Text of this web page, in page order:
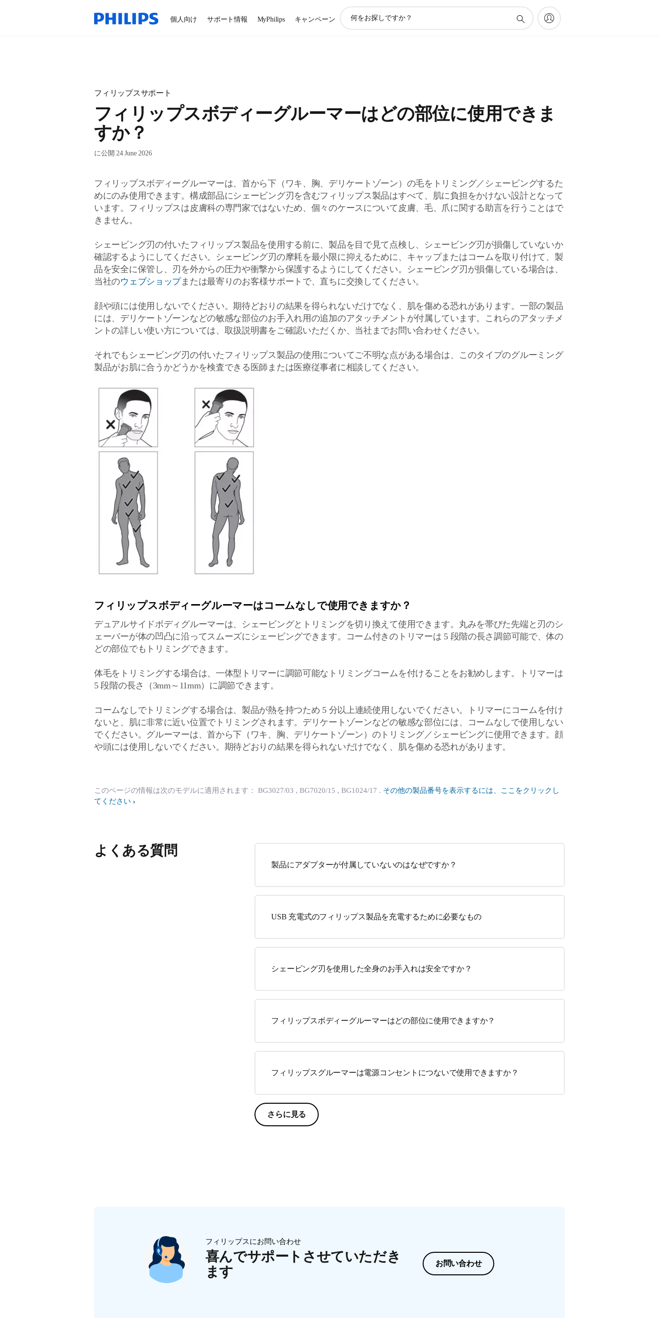
個人向け サポート情報 MyPhilips キャンペーン
索
フィリップスサポート
フィリップスボディーグルーマーはどの部位に使用できま
すか？
に公開 24 June 2026
フィリップスボディーグルーマーは、首から下（ワキ、胸、デリケートゾーン）の毛をトリミング／シェービングするた
めにのみ使用できます。構成部品にシェービング刃を含むフィリップス製品はすべて、肌に負担をかけない設計となって
います。フィリップスは皮膚科の専門家ではないため、個々のケースについて皮膚、毛、爪に関する助言を行うことはで
きません。
シェービング刃の付いたフィリップス製品を使用する前に、製品を目で見て点検し、シェービング刃が損傷していないか
確認するようにしてください。シェービング刃の摩耗を最小限に抑えるために、キャップまたはコームを取り付けて、製
品を安全に保管し、刃を外からの圧力や衝撃から保護するようにしてください。シェービング刃が損傷している場合は、
当社のウェブショップまたは最寄りのお客様サポートで、直ちに交換してください。
顔や頭には使用しないでください。期待どおりの結果を得られないだけでなく、肌を傷める恐れがあります。一部の製品
には、デリケートゾーンなどの敏感な部位のお手入れ用の追加のアタッチメントが付属しています。これらのアタッチメ
ントの詳しい使い方については、取扱説明書をご確認いただくか、当社までお問い合わせください。
それでもシェービング刃の付いたフィリップス製品の使用についてご不明な点がある場合は、このタイプのグルーミング
製品がお肌に合うかどうかを検査できる医師または医療従事者に相談してください。
フィリップスボディーグルーマーはコームなしで使用できますか？
デュアルサイドボディグルーマーは、シェービングとトリミングを切り換えて使用できます。丸みを帯びた先端と刃のシ
ェーバーが体の凹凸に沿ってスムーズにシェービングできます。コーム付きのトリマーは 5 段階の長さ調節可能で、体の
どの部位でもトリミングできます。
体毛をトリミングする場合は、一体型トリマーに調節可能なトリミングコームを付けることをお勧めします。トリマーは
5 段階の長さ（3mm～11mm）に調節できます。
コームなしでトリミングする場合は、製品が熱を持つため 5 分以上連続使用しないでください。トリマーにコームを付け
ないと、肌に非常に近い位置でトリミングされます。デリケートゾーンなどの敏感な部位には、コームなしで使用しない
でください。グルーマーは、首から下（ワキ、胸、デリケートゾーン）のトリミング／シェービングに使用できます。顔
や頭には使用しないでください。期待どおりの結果を得られないだけでなく、肌を傷める恐れがあります。
このページの情報は次のモデルに適用されます： BG3027/03 , BG7020/15 , BG1024/17 . その他の製品番号を表示するには、ここをクリックし
てください
よくある質問
製品にアダプターが付属していないのはなぜですか？
USB 充電式のフィリップス製品を充電するために必要なもの
シェービング刃を使用した全身のお手入れは安全ですか？
フィリップスボディーグルーマーはどの部位に使用できますか？
フィリップスグルーマーは電源コンセントにつないで使用できますか？
さらに見る
フィリップスにお問い合わせ
喜んでサポートさせていただき
ます
お問い合わせ